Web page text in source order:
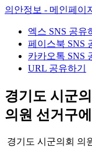
의안정보 - 메인페이지
엑스 SNS 공유
페이스북 SNS
카카오톡 SNS
URL 공유하기
경기도 시군
의원 선거구
경기도 시군의회 의